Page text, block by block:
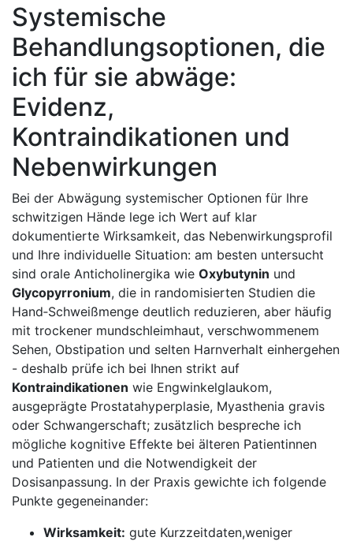
Systemische
⁢Behandlungsoptionen, die
ich für ​sie abwäge:
Evidenz,
Kontraindikationen und
Nebenwirkungen
Bei der Abwägung systemischer Optionen für Ihre
schwitzigen Hände lege⁣ ich Wert⁤ auf ‍klar
⁣dokumentierte Wirksamkeit, das Nebenwirkungsprofil
und ​Ihre ⁢individuelle⁤ Situation: am ‍besten ⁢untersucht
sind orale Anticholinergika wie​ Oxybutynin und
Glycopyrronium, die in randomisierten​ Studien⁣ die
Hand‑Schweißmenge deutlich reduzieren, aber häufig
mit trockener ⁤mundschleimhaut, verschwommenem
Sehen, Obstipation ⁤und‌ selten ⁤Harnverhalt einhergehen
⁢- deshalb prüfe ich ⁢bei Ihnen strikt auf ‌
Kontraindikationen wie Engwinkelglaukom,
ausgeprägte⁣ Prostatahyperplasie,⁤ Myasthenia gravis
oder Schwangerschaft; zusätzlich ​bespreche​ ich
mögliche kognitive Effekte bei älteren Patientinnen
und Patienten und die Notwendigkeit ‌der
Dosisanpassung. In der Praxis gewichte ich ⁤folgende
⁣Punkte gegeneinander: ⁢
Wirksamkeit: gute Kurzzeitdaten,weniger